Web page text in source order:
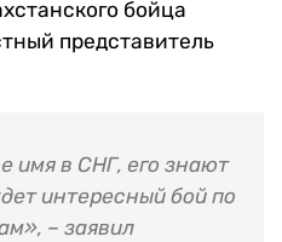
бойца
представитель
имя в СНГ, его знают
интересный бой по
– заявил